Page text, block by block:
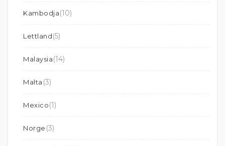
Kambodja(10)
Lettland(5)
Malaysia(14)
Malta (3)
Mexico(1)
Norge (3)